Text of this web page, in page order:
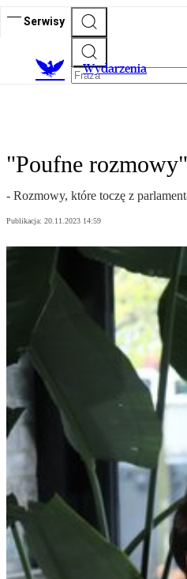
Serwisy
Wydarzenia
"Poufne
- Rozmowy, które toczę z
Publikacja: 20.11.2023 14:59